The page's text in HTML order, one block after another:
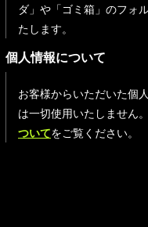
ダ」や「ゴミ箱」のフォ
たします。
個人情報について
お客様からいただいた個
は一切使用いたしません
ついてをご覧ください。